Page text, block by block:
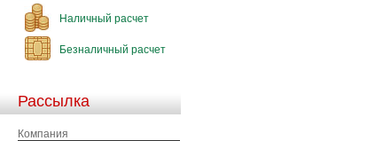
Наличный расчет
Безналичный расчет
Рассылка
Компания